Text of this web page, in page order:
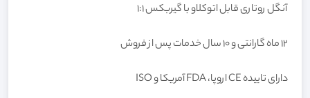
آنگل روتاری قابل اتوکلاو با گیربکس 1:1
12 ماه گارانتی و 10 سال خدمات پس از فروش
دارای تاییده CE اروپا، FDA آمریکا و ISO